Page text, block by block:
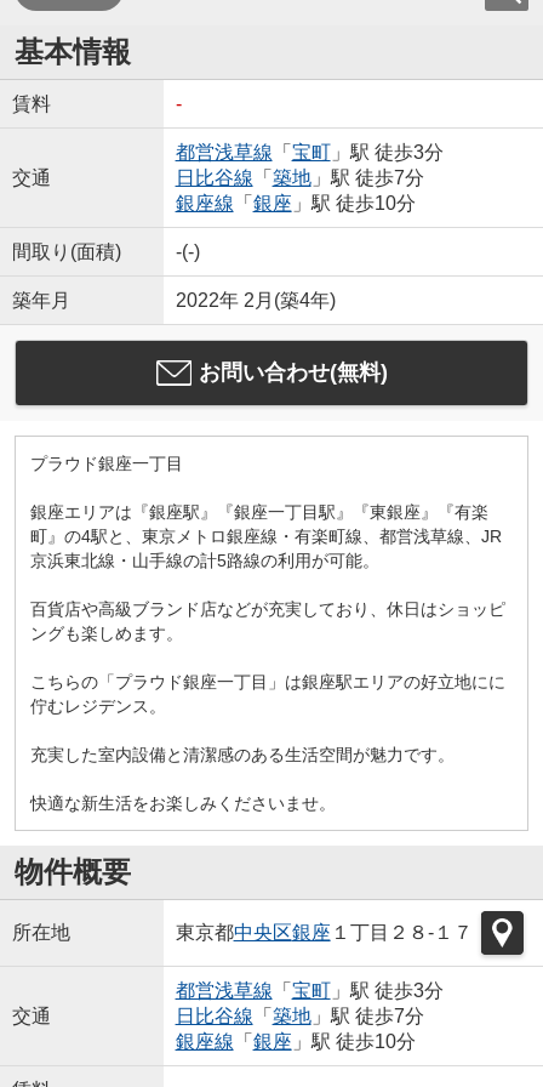
基本情報
賃料 -
交通
都営浅草線 「 宝町」駅 徒歩3分
日比谷線 「 築地」駅 徒歩7分
銀座線 「 銀座 」駅 徒歩10分
間取り(面積) -(-)
築年月 2022年 2月(築4年)
お問い合わせ(無料)
プラウド銀座一丁目
銀座エリアは『銀座駅』『銀座一丁目駅』『東銀座』『有楽
町』の4駅と、東京メトロ銀座線・有楽町線、都営浅草線、JR
京浜東北線・山手線の計5路線の利用が可能。
百貨店や高級ブランド店などが充実しており、休日はショッピ
ングも楽しめます。
こちらの「プラウド銀座一丁目」は銀座駅エリアの好立地にに
佇むレジデンス。
充実した室内設備と清潔感のある生活空間が魅力です。
快適な新生活をお楽しみくださいませ。
物件概要
所在地 東京都中央区銀座 １丁目２８-１７
交通
都営浅草線 「 宝町」駅 徒歩3分
日比谷線 「 築地」駅 徒歩7分
銀座線 「 銀座 」駅 徒歩10分